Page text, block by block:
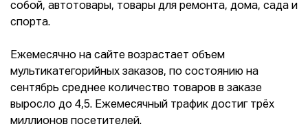
собой, автотовары, товары для ремонта, дома, сада и
спорта.
Ежемесячно на сайте возрастает объем
мультикатегорийных заказов, по состоянию на
сентябрь среднее количество товаров в заказе
выросло до 4,5. Ежемесячный трафик достиг трёх
миллионов посетителей.